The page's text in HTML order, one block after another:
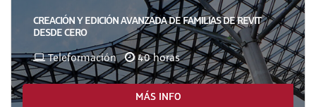
CREACIÓN Y EDICIÓN AVANZADA DE FAMILIAS DE REVIT
DESDE CERO
Teleformación 40 horas
MÁS INFO